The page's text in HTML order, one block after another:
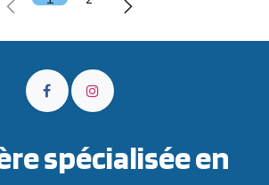
spécialisée en